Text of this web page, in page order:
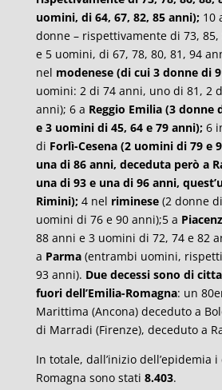
uomini, di 64, 67, 82, 85 anni); 10
donne – rispettivamente di 73, 85,
e 5 uomini, di 67, 78, 80, 81, 94
nel modenese (di cui 3 donne di
uomini: 2 di 74 anni, uno di 81, 2
anni); 6 a Reggio Emilia (3 donne
e 3 uomini di 45, 64 e 79 anni); 6
di Forlì-Cesena (2 uomini di 79 e
una di 86 anni, deceduta però a
una di 93 e una di 96 anni,
Rimini);4 nel riminese (2 donne
uomini di 76 e 90 anni);5 a
88 anni e 3 uomini di 72, 74 e 82
a Parma (entrambi uomini,
93 anni). Due decessi sono di
fuori dell’Emilia-Romagna: un
Marittima (Ancona) deceduto a
di Marradi (Firenze), deceduto a
In totale, dall’inizio dell’epidemia
Romagna sono stati 8.403.